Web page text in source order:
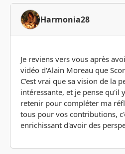
Harmonia28
Je reviens vers vous après
vidéo d'Alain Moreau que
C'est vrai que sa vision de la
intéressante, et je pense qu'il
retenir pour compléter ma
tous pour vos contributions,
enrichissant d'avoir des